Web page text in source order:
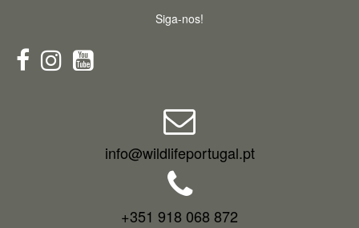
Siga-nos!
info@wildlifeportugal.pt
+351 918 068 872